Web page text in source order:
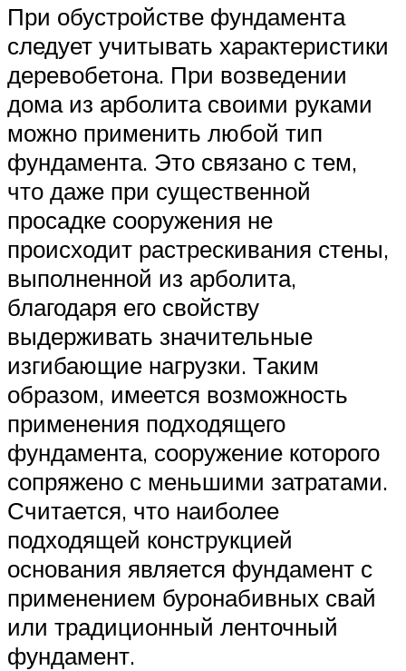
При обустройстве фундамента
следует учитывать характеристики
деревобетона. При возведении
дома из арболита своими руками
можно применить любой тип
фундамента. Это связано с тем,
что даже при существенной
просадке сооружения не
происходит растрескивания стены,
выполненной из арболита,
благодаря его свойству
выдерживать значительные
изгибающие нагрузки. Таким
образом, имеется возможность
применения подходящего
фундамента, сооружение которого
сопряжено с меньшими затратами.
Считается, что наиболее
подходящей конструкцией
основания является фундамент с
применением буронабивных свай
или традиционный ленточный
фундамент.